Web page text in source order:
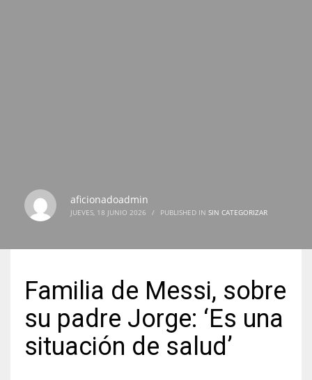
NYJ
24
aficionadoadmin
JUEVES, 18 JUNIO 2026 / PUBLISHED IN SIN CATEGORIZAR
Familia de Messi, sobre
su padre Jorge: ‘Es una
situación de salud’